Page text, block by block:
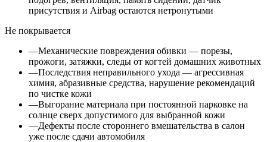
присутствия и Airbag остаются нетронутыми
Не покрывается
—Механические повреждения обивки — порезы,
прожоги, затяжки, следы от когтей домашних животных
—Последствия неправильного ухода — агрессивная
химия, абразивные средства, нарушение рекомендаций
по чистке кожи
—Выгорание материала при постоянной парковке на
солнце сверх допустимого для выбранной кожи
—Дефекты после стороннего вмешательства в салон
уже после сдачи автомобиля